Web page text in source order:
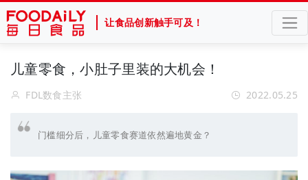
让食品创新触手可及！
儿童零食，小肚子里装的大机会！
FDL数食主张 2022.05.25
门槛细分后，儿童零食赛道依然遍地黄金？